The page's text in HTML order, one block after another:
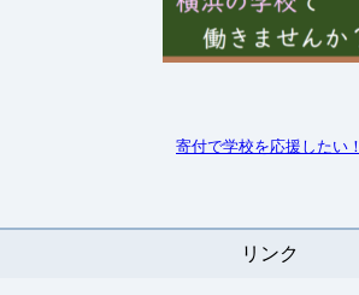
寄付で学校を応援したい！
リンク